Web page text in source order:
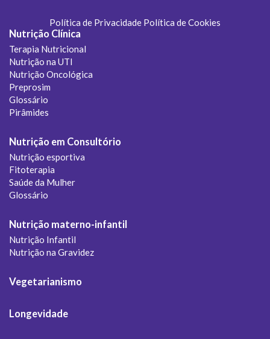
Política de Privacidade Política de Cookies
Nutrição Clínica
Terapia Nutricional
Nutrição na UTI
Nutrição Oncológica
Preprosim
Glossário
Pirâmides
Nutrição em Consultório
Nutrição esportiva
Fitoterapia
Saúde da Mulher
Glossário
Nutrição materno-infantil
Nutrição Infantil
Nutrição na Gravidez
Vegetarianismo
Longevidade